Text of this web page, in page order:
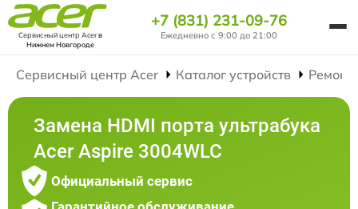
Сервисный центр Acerв
Нижнем Новгороде
+7 (831) 231-09-76
Ежедневно с 9:00 до 21:00
Сервисный центр Acer Каталог устройств Ремонт
Замена HDMI порта ультрабука
Acer Aspire 3004WLC
Официальный сервис